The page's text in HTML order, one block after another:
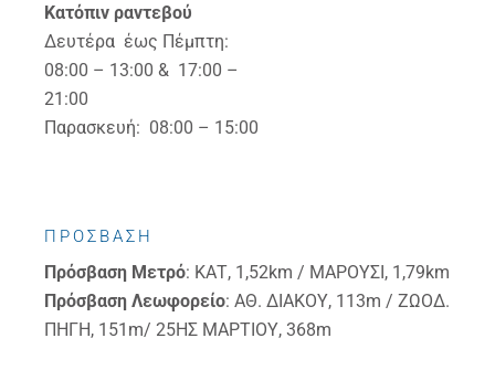
Κατόπιν ραντεβού
Δευτέρα έως Πέμπτη:
08:00 – 13:00 & 17:00 –
21:00
Παρασκευή: 08:00 – 15:00
ΠΡΟΣΒΑΣΗ
Πρόσβαση Μετρό: ΚΑΤ, 1,52km / ΜΑΡΟΥΣΙ, 1,79km
Πρόσβαση Λεωφορείο: ΑΘ. ΔΙΑΚΟΥ, 113m / ΖΩΟΔ.
ΠΗΓΗ, 151m/ 25ΗΣ ΜΑΡΤΙΟΥ, 368m